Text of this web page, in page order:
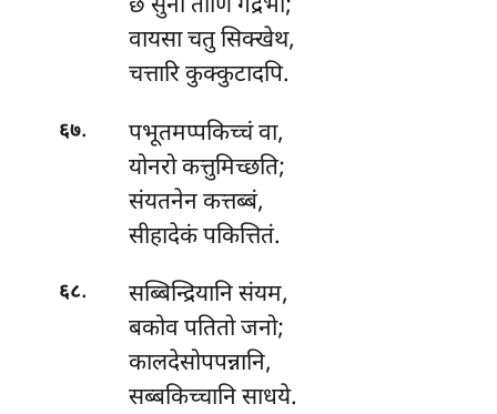
छ सुना तीणि गद्रभा;
वायसा चतु सिक्खेथ,
चत्तारि कुक्कुटादपि.
६७. पभूतमप्पकिच्चंवा,
योनरो कत्तुमिच्छति;
संयतनेन कत्तब्बं,
सीहादेकं पकित्तितं.
६८.
सब्बिन्द्रियानि संयम,
बकोव पतितो जनो;
कालदेसोपपन्नानि,
सब्बकिच्चानि साधये.